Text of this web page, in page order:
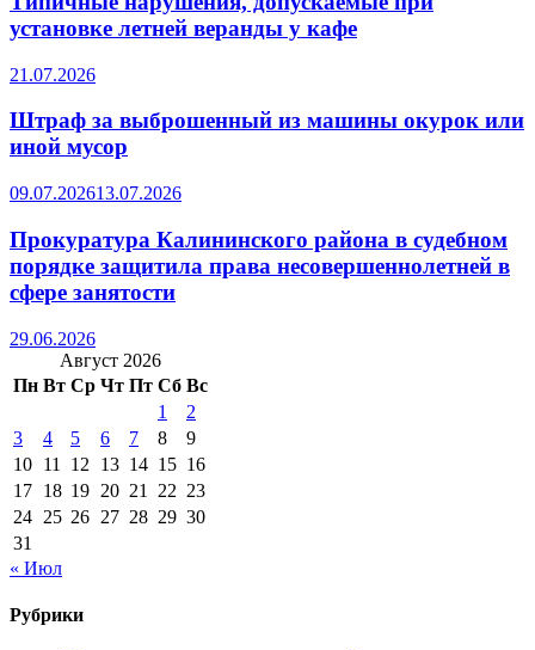
установке летней веранды у кафе
21.07.2026
Штраф за выброшенный из машины окурок или
иной мусор
09.07.202613.07.2026
Прокуратура Калининского района в судебном
порядке защитила права несовершеннолетней в
сфере занятости
29.06.2026
Август 2026
Пн Вт Ср Чт Пт Сб Вс
1
2
3
4 5 6 7 8
9
10 11 12 13 14 15 16
17 18 19 20 21 22 23
24 25 26 27 28 29 30
31
« Июл
Рубрики